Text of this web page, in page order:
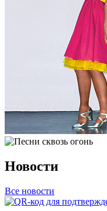
Новости
Все новости